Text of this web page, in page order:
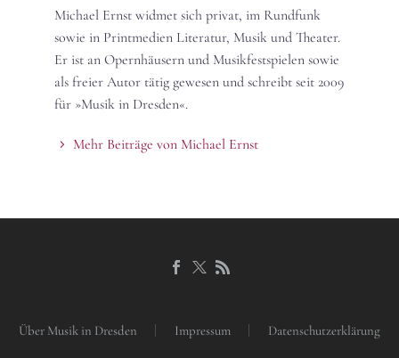
Michael Ernst widmet sich privat, im Rundfunk
sowie in Printmedien Literatur, Musik und Theater.
Er ist an Opernhäusern und Musikfestspielen sowie
als freier Autor tätig gewesen und schreibt seit 2009
für »Musik in Dresden«.
Mehr Beiträge von Michael Ernst
Über Musik in Dresden Impressum Datenschutzerklärung